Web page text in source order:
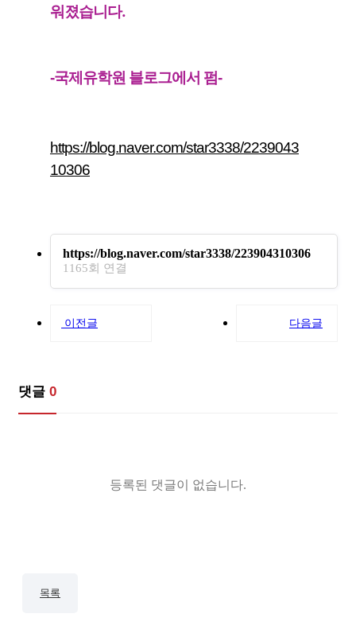
워졌습니다.
-국제유학원 블로그에서 펌-
https://blog.naver.com/star3338/2239043
10306
https://blog.naver.com/star3338/223904310306
1165회 연결
이전글 다음글
댓글 0
등록된 댓글이 없습니다.
목록